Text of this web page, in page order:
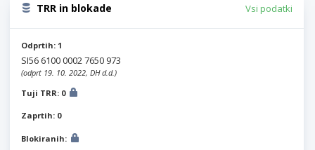
TRR in blokade Vsi podatki
Odprtih: 1
SI56 6100 0002 7650 973
(odprt 19. 10. 2022, DH d.d.)
Tuji TRR: 0
Zaprtih: 0
Blokiranih: